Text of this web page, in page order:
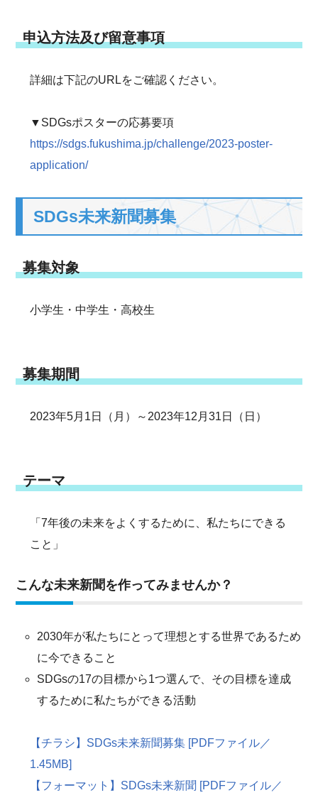
申込方法及び留意事項
詳細は下記のURLをご確認ください。
▼SDGsポスターの応募要項
https://sdgs.fukushima.jp/challenge/2023-poster-
application/
SDGs未来新聞募集
募集対象
小学生・中学生・高校生
募集期間
2023年5月1日（月）～2023年12月31日（日）
テーマ
「7年後の未来をよくするために、私たちにできる
こと」
こんな未来新聞を作ってみませんか？
2030年が私たちにとって理想とする世界であるため
に今できること
SDGsの17の目標から1つ選んで、その目標を達成
するために私たちができる活動
【チラシ】SDGs未来新聞募集 [PDFファイル／
1.45MB]
【フォーマット】SDGs未来新聞 [PDFファイル／